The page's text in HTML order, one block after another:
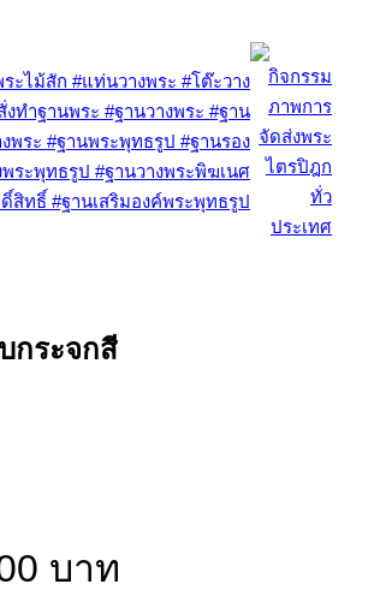
กระจกสี
บาท